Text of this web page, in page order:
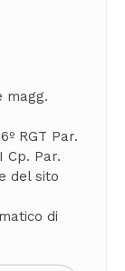
magg.
RGT Par.
Cp. Par.
del sito
di